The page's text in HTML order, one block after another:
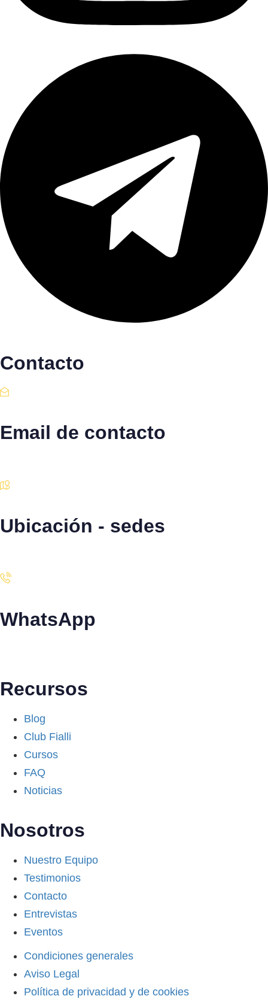
Contacto
Email de contacto
Ubicación - sedes
WhatsApp
Recursos
Blog
Club Fialli
Cursos
FAQ
Noticias
Nosotros
Nuestro Equipo
Testimonios
Contacto
Entrevistas
Eventos
Condiciones generales
Aviso Legal
Política de privacidad y de cookies